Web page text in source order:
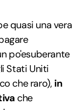
quasi una vera
po'esuberante
Stati Uniti
che raro), in
che